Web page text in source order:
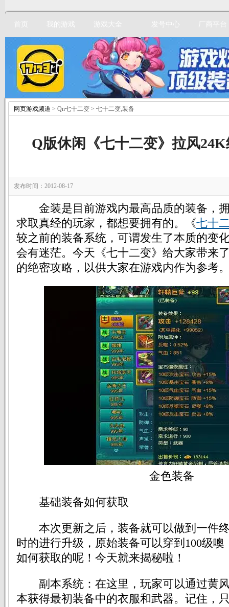
首页 我的游戏 游戏大全 发号中心 厂商平台
网页游戏频道 > Qn七十二变 > 七十二变,装备
Q版休闲《七十二变》拉风
发布时间：2012-08-17
金装是目前游戏内最高品质的装备，
求取真经的玩家，都想要拥有的。《七十
较之前的装备系统，可谓发生了本质的变
会有迷茫。今天《七十二变》给大家带来
的绝密攻略，以供大家在游戏内作为参考
金色装备
基础装备如何获取
本次更新之后，装备就可以做到一件
时的进行升级，原始装备可以穿到100级
如何获取的呢！今天就来揭秘啦！
副本系统：在这里，玩家可以通过黄
本获得最初装备中的衣服和武器。记住，
立即注册